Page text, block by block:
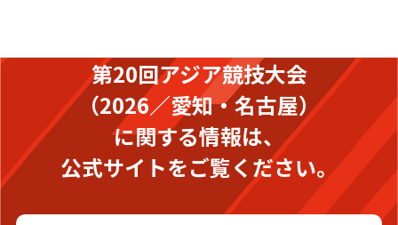
第20回アジア競技大会
（2026／愛知・名古屋）
に関する情報は、
公式サイトをご覧ください。